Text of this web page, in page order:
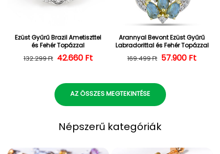
Ezüst Gyűrű Brazil Ametiszttel
és Fehér Topázzal
Normál ár
132.299 Ft Kedvezményes ár
42.660 Ft
Arannyal Bevont Ezüst Gyűrű
Labradorittal és Fehér Topázzal
Normál ár
169.499 Ft 57.900 Ft
AZ ÖSSZES MEGTEKINTÉSE
Népszerű kategóriák